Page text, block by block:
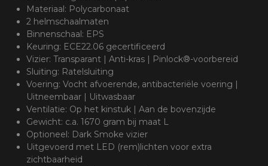
Materiaal: Polycarbonaat
2 helmschaalmaten
Binnenschaal: EPS
Keuring: ECE22.06 gecertificeerd
Vizier: Transparant | Anti-kras | Pinlock®-voorbereid
Sluiting: Ratelsluiting
Voering: Vocht afvoerende, antibacteriële voering |
Uitneembaar | Uitwasbaar
Ventilatie: Op het kinstuk | Aan de bovenzijde
Gewicht: c.a. 1670 gram bij maat L
Optioneel: Dark Smoke vizier
Uitgevoerd met LED (rem)lichten voor extra
zichtbaarheid